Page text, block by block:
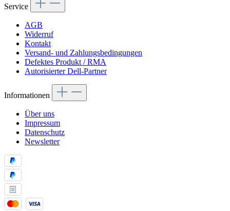
Service
AGB
Widerruf
Kontakt
Versand- und Zahlungsbedingungen
Defektes Produkt / RMA
Autorisierter Dell-Partner
Informationen
Über uns
Impressum
Datenschutz
Newsletter